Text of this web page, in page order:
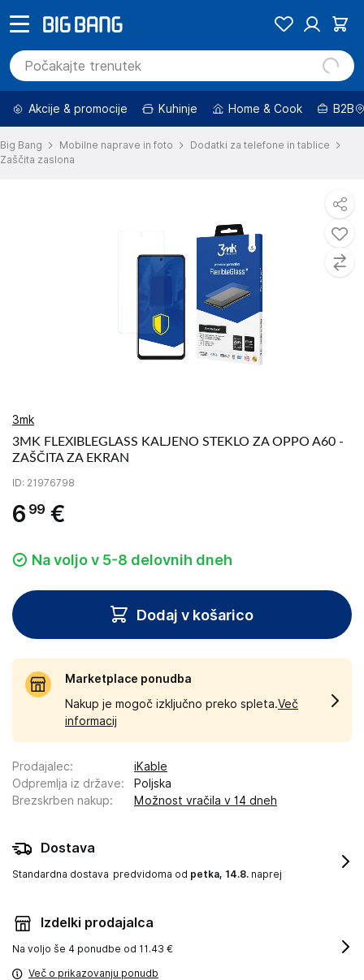
Akcije & promocije Kuhinje Home & Cook B2B
Big Bang Mobilne naprave in foto
Dodatki za telefone in tablice
Zaščita zaslona
3mk
3MK FLEXIBLEGLASS KALJENO STEKLO ZA OPPO A60 -
ZAŠČITA ZA EKRAN
ID: 21976798
6 99 €
Na voljo v 5-8 delovnih dneh
Dodaj v košarico
Marketplace ponudba
Nakup je mogoč izključno preko spleta.Več
informacij
Prodajalec:
iKable
Odpremlja iz države:
Poljska
Brezskrben nakup: Možnost vračila v 14 dneh
Dostava
Standardna dostava predvidoma od petka, 14.8. naprej
Izdelki prodajalca
Na voljo še 4 ponudbe od 11.43 €
Več o prikazovanju ponudb